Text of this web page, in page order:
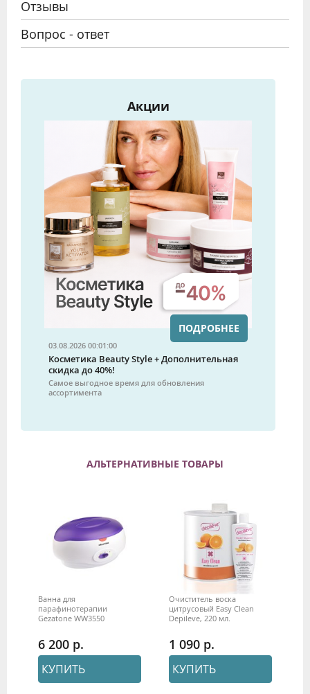
Отзывы
Вопрос - ответ
Акции
03.08.2026 00:01:00
Косметика Beauty Style + Дополнительная
скидка до 40%!
Самое выгодное время для обновления
ассортимента
ПОДРОБНЕЕ
АЛЬТЕРНАТИВНЫЕ ТОВАРЫ
Ванна для
парафинотерапии
Gezatone WW3550
6 200
КУПИТЬ
Очиститель воска
цитрусовый Easy Clean
Depileve, 220 мл.
1 090
КУПИТЬ